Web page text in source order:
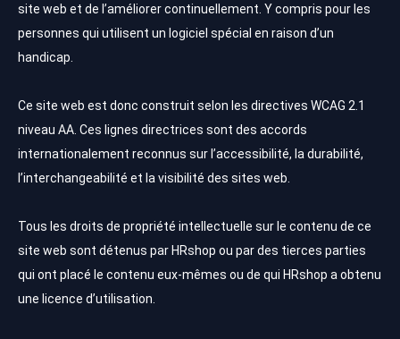
site web et de l’améliorer continuellement. Y compris pour les
personnes qui utilisent un logiciel spécial en raison d’un
handicap.
Ce site web est donc construit selon les directives WCAG 2.1
niveau AA. Ces lignes directrices sont des accords
internationalement reconnus sur l’accessibilité, la durabilité,
l’interchangeabilité et la visibilité des sites web.
Tous les droits de propriété intellectuelle sur le contenu de ce
site web sont détenus par HRshop ou par des tierces parties
qui ont placé le contenu eux-mêmes ou de qui HRshop a obtenu
une licence d’utilisation.